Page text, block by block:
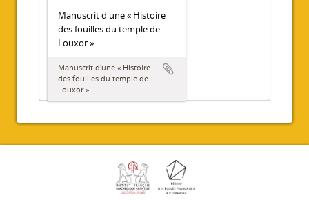
Manuscrit d'une « Histoire
des fouilles du temple de
Louxor »
Manuscrit d'une « Histoire
des fouilles du temple de
Louxor »